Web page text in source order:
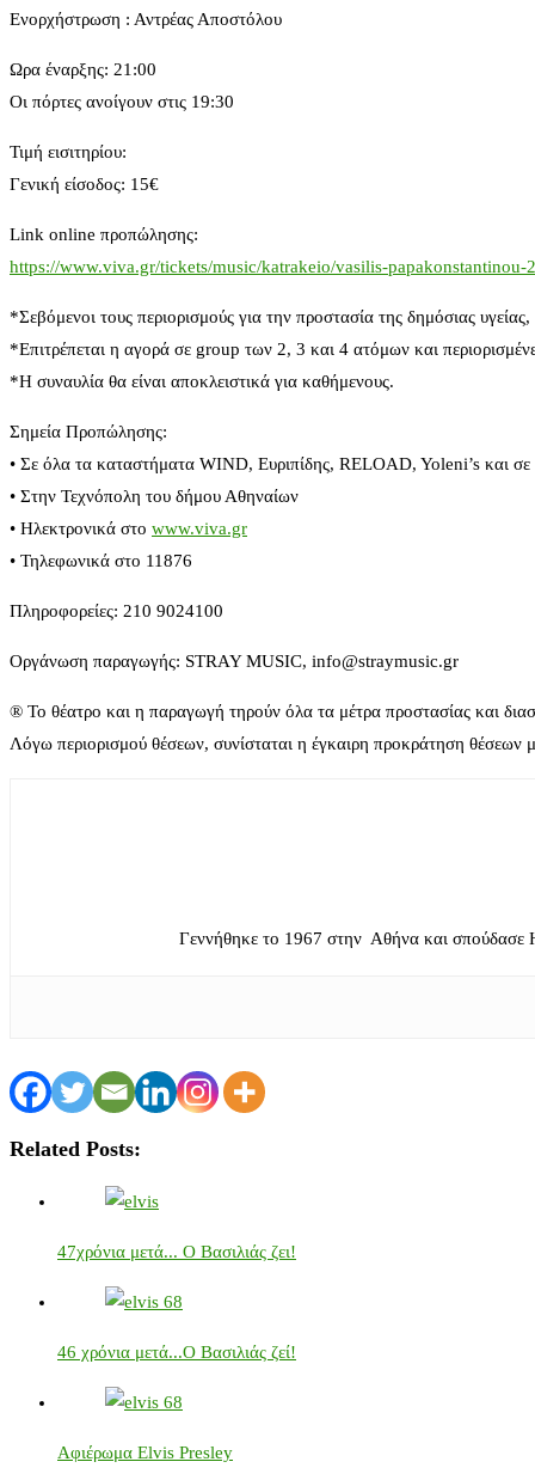
Ενορχήστρωση : Αντρέας Αποστόλου
Ωρα έναρξης: 21:00
Οι πόρτες ανοίγουν στις 19:30
Τιμή εισιτηρίου:
Γενική είσοδος: 15€
Link online προπώλησης:
https://www.viva.gr/tickets/music/katrakeio/vasilis-papakonstantinou-
*Σεβόμενοι τους περιορισμούς για την προστασία της δημόσιας
*Επιτρέπεται η αγορά σε group των 2, 3 και 4 ατόμων και
*Η συναυλία θα είναι αποκλειστικά για καθήμενους.
Σημεία Προπώλησης:
• Σε όλα τα καταστήματα WIND, Ευριπίδης, RELOAD, Yoleni’s και
• Στην Τεχνόπολη του δήμου Αθηναίων
• Ηλεκτρονικά στο www.viva.gr
• Τηλεφωνικά στο 11876
Πληροφορείες: 210 9024100
Οργάνωση παραγωγής: STRAY MUSIC, info@straymusic.gr
® Το θέατρο και η παραγωγή τηρούν όλα τα μέτρα προστασίας και
Λόγω περιορισμού θέσεων, συνίσταται η έγκαιρη προκράτηση
Γεννήθηκε το 1967 στην Αθήνα και σπούδασε
Related Posts:
47χρόνια μετά... Ο Βασιλιάς ζει!
46 χρόνια μετά...Ο Βασιλιάς ζεί!
Αφιέρωμα Elvis Presley